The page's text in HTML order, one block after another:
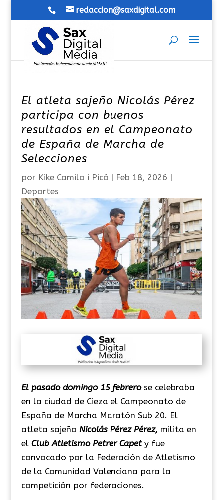
redaccion@saxdigital.com
El atleta sajeño Nicolás Pérez
participa con buenos
resultados en el Campeonato
de España de Marcha de
Selecciones
por Kike Camilo i Picó | Feb 18, 2026 |
Deportes
El pasado domingo 15 febrerose celebraba
en la ciudad de Cieza el Campeonato de
España de Marcha Maratón Sub 20. El
atleta sajeño Nicolás Pérez Pérez, milita en
el Club Atletismo Petrer Capet y fue
convocado por la Federación de Atletismo
de la Comunidad Valenciana para la
competición por federaciones.